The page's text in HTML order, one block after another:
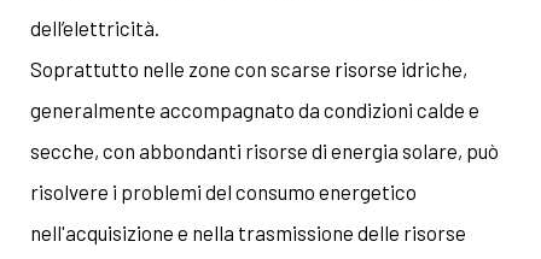
dell’elettricità.
Soprattutto nelle zone con scarse risorse idriche,
generalmente accompagnato da condizioni calde e
secche, con abbondanti risorse di energia solare, può
risolvere i problemi del consumo energetico
nell'acquisizione e nella trasmissione delle risorse